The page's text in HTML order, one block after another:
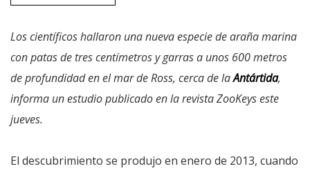
Los científicos hallaron una nueva especie de araña marina
con patas de tres centímetros y garras a unos 600 metros
de profundidad en el mar de Ross, cerca de laAntártida,
informa un estudio publicado en la revista ZooKeys este
jueves.
El descubrimiento se produjo en enero de 2013, cuando